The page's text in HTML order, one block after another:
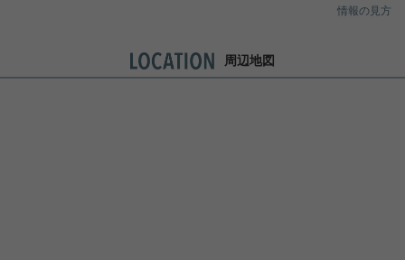
情報の見方
周辺地図